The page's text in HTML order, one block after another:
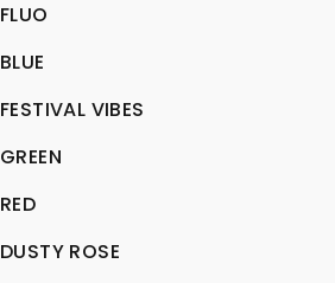
FLUO
BLUE
FESTIVAL VIBES
GREEN
RED
DUSTY ROSE